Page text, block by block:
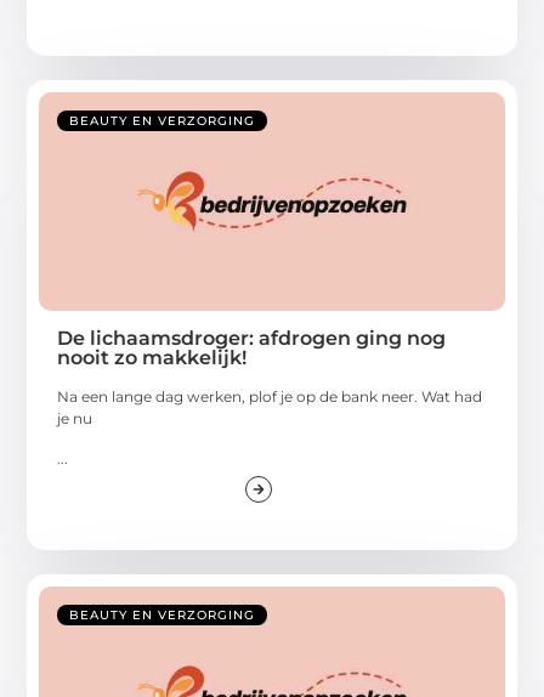
BEAUTY EN VERZORGING
De lichaamsdroger: afdrogen ging nog
nooit zo makkelijk!
Na een lange dag werken, plof je op de bank neer. Wat had
je nu
BEAUTY EN VERZORGING